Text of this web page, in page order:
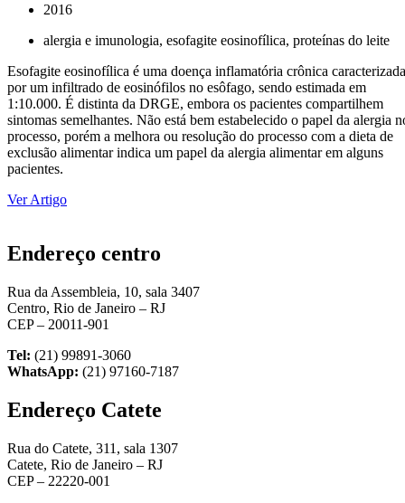
2016
alergia e imunologia, esofagite eosinofílica, proteínas do leite
Esofagite eosinofílica é uma doença inflamatória crônica caracterizada
por um infiltrado de eosinófilos no esôfago, sendo estimada em
1:10.000. É distinta da DRGE, embora os pacientes compartilhem
sintomas semelhantes. Não está bem estabelecido o papel da alergia
processo, porém a melhora ou resolução do processo com a dieta de
exclusão alimentar indica um papel da alergia alimentar em alguns
pacientes.
Ver Artigo
Endereço centro
Rua da Assembleia, 10, sala 3407
Centro, Rio de Janeiro – RJ
CEP – 20011-901
Tel: (21) 99891-3060
WhatsApp: (21) 97160-7187
Endereço Catete
Rua do Catete, 311, sala 1307
Catete, Rio de Janeiro – RJ
CEP – 22220-001